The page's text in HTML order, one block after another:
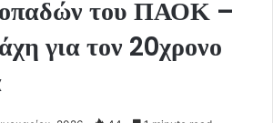
οπαδών του ΠΑΟΚ –
για τον 20χρονο